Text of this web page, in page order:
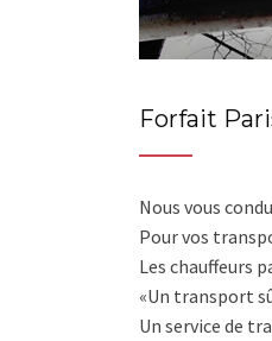
Forfait
Nous vous
Pour vos
Les chauffeurs
«Un transport
Un service de